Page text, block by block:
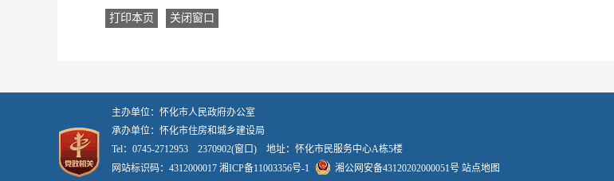
打印本页 关闭窗口
主办单位：怀化市人民政府办公室
承办单位：怀化市住房和城乡建设局
Tel：0745-2712953 2370902(窗口) 地址：怀化市民服务中心A栋5楼
网站标识码：4312000017 湘ICP备11003356号-1 湘公网安备43120202000051号 站点地图